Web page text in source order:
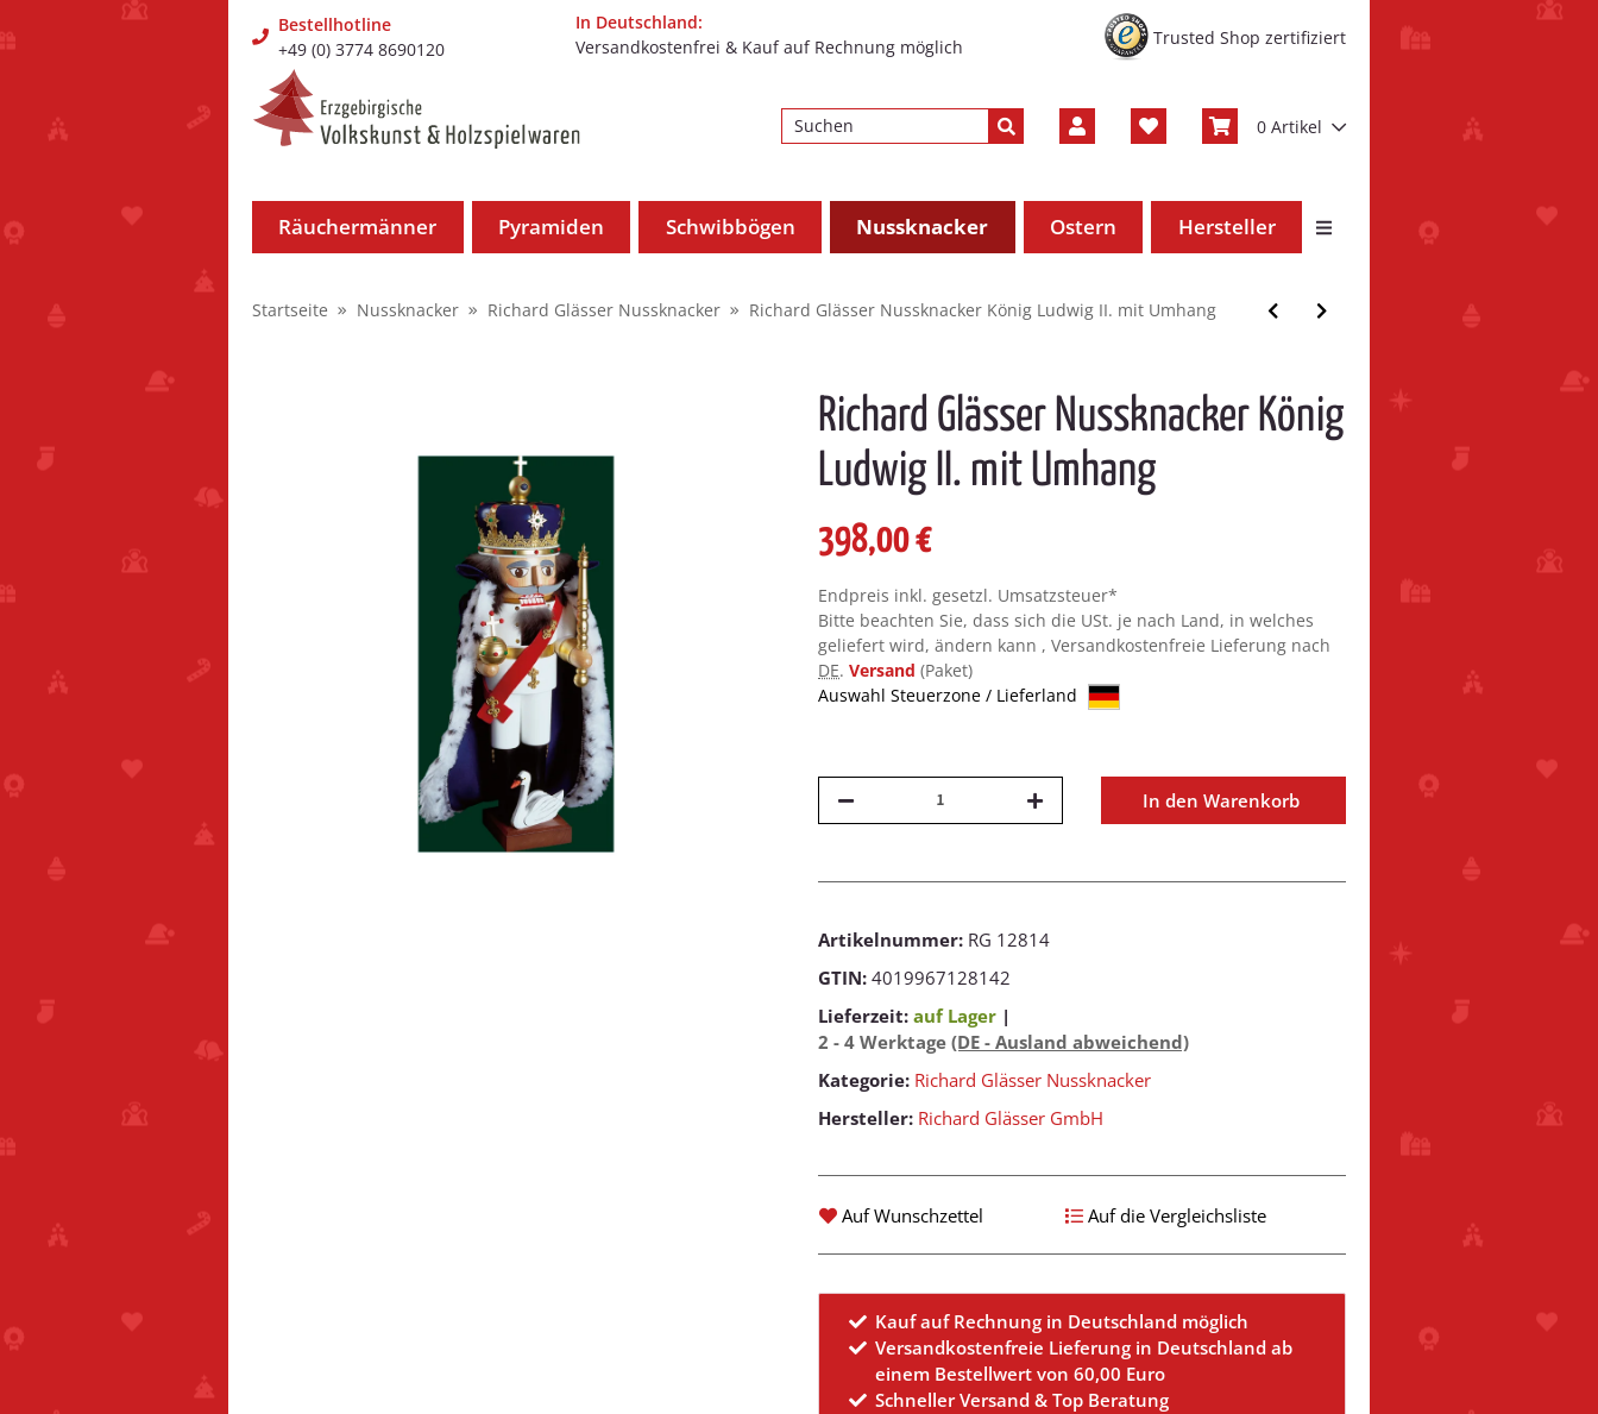
Bestellhotline
+49 (0) 3774 8690120
In Deutschland:
Versandkostenfrei & Kauf auf Rechnung möglich
Trusted Shop zertifiziert
0 Artikel
Räuchermänner Pyramiden Schwibbögen Nussknacker Ostern Hersteller
Startseite Nussknacker Richard Glässer Nussknacker Richard Glässer Nussknacker König Ludwig II. mit Umhang
Richard Glässer Nussknacker König
Ludwig II. mit Umhang
398,00 €
Endpreis inkl. gesetzl. Umsatzsteuer*
Bitte beachten Sie, dass sich die USt. je nach Land, in welches
geliefert wird, ändern kann , Versandkostenfreie Lieferung nach
DE. Versand (Paket)
Auswahl Steuerzone / Lieferland
In den Warenkorb
Artikelnummer: RG 12814
GTIN: 4019967128142
Lieferzeit: auf Lager |
2 - 4 Werktage (DE - Ausland abweichend)
Kategorie: Richard Glässer Nussknacker
Hersteller: Richard Glässer GmbH
Auf Wunschzettel Auf die Vergleichsliste
Kauf auf Rechnung in Deutschland möglich
Versandkostenfreie Lieferung in Deutschland ab
einem Bestellwert von 60,00 Euro
Schneller Versand & Top Beratung